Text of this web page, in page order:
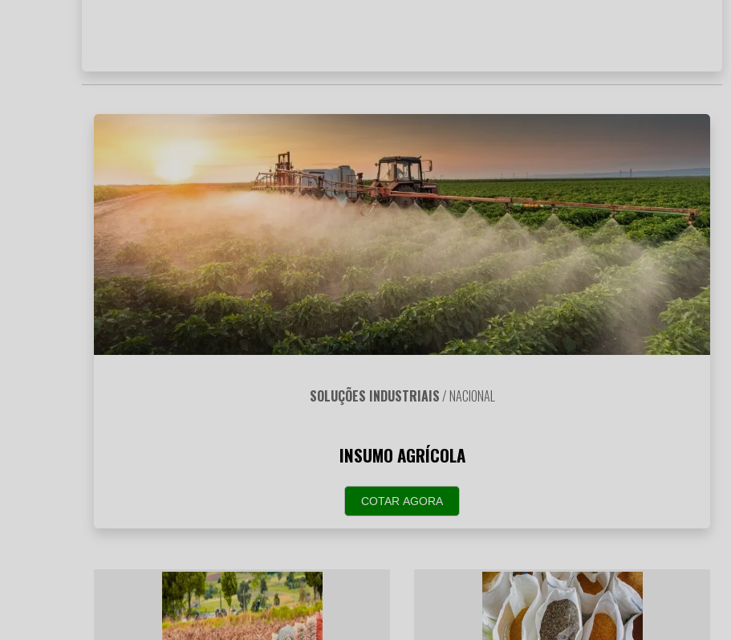
SOLUÇÕES INDUSTRIAIS/ NACIONAL
INSUMO AGRÍCOLA
COTAR AGORA